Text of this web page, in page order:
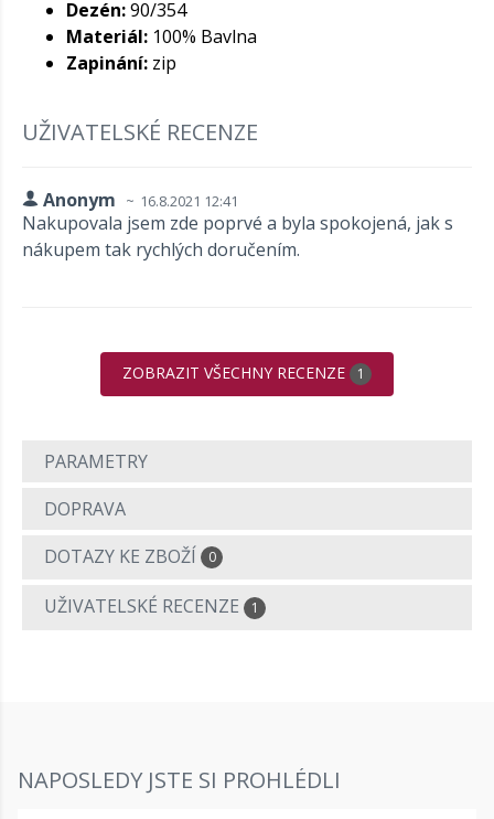
Dezén:90/354
Materiál: 100% Bavlna
Zapinání: zip
UŽIVATELSKÉ RECENZE
Anonym 16.8.2021 12:41
Nakupovala jsem zde poprvé a byla spokojená, jak s
nákupem tak rychlých doručením.
ZOBRAZIT VŠECHNY RECENZE 1
PARAMETRY
DOPRAVA
DOTAZY KE ZBOŽÍ
0
UŽIVATELSKÉ RECENZE 1
NAPOSLEDY JSTE SI PROHLÉDLI